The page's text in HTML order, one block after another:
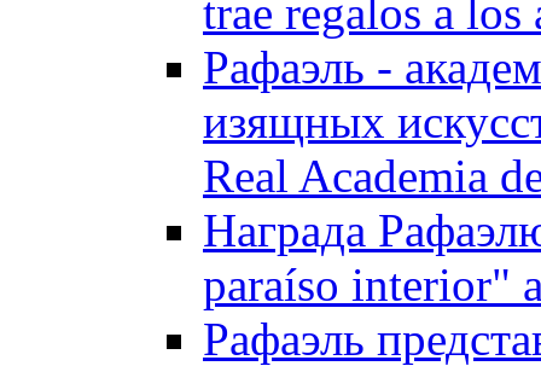
trae regalos a los
Рафаэль -
изящных
Real Academia
Награда
paraíso interior"
Рафаэль